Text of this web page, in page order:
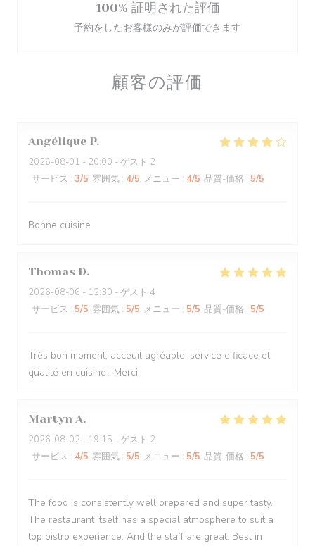
顧客の評価
Angélique P
2026-08-01 - 20:00 - ゲスト 2
サービス : 3/5 雰囲気 : 4/5 メニュー : 4/5 品質-価格 : 5/5
Bonne cuisine
Thomas D
2026-08-06 - 12:30 - ゲスト 4
サービス : 5/5 雰囲気 : 5/5 メニュー : 5/5 品質-価格 : 5/5
Très bon moment, acceuil agréable, service efficace et
qualité en cuisine ! Merci
Martyn A
2026-08-02 - 19:15 - ゲスト 2
サービス : 4/5 雰囲気 : 5/5 メニュー : 5/5 品質-価格 : 5/5
The food is consistently well prepared and super tasty.
The restaurant itself has a special atmosphere to suit a
top bistro experience. And the staff are great. Best in
100% 証明された評価
予約をしたお客様のみが評価できます